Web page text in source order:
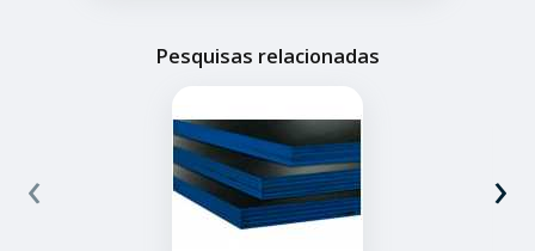
Pesquisas relacionadas
‹ ›